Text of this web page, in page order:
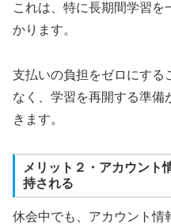
これは、特に長期間学習を
かります。
支払いの負担をゼロにする
なく、学習を再開する準備
きます。
メリット２・アカウント
持される
休会中でも、アカウント情